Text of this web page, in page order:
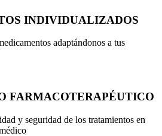
INDIVIDUALIZADOS
adaptándonos a tus
FARMACOTERAPÉUTICO
y seguridad de los tratamientos en